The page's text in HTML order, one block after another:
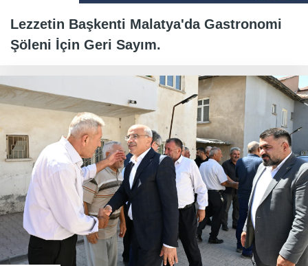
Lezzetin Başkenti Malatya'da Gastronomi
Şöleni İçin Geri Sayım.